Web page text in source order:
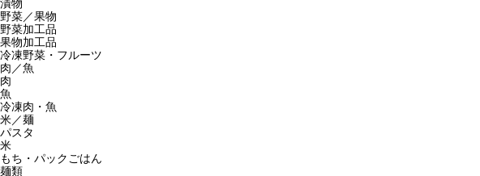
漬物
野菜／果物
野菜加工品
果物加工品
冷凍野菜・フルーツ
肉／魚
肉
魚
冷凍肉・魚
米／麺
パスタ
米
もち・パックごはん
麺類